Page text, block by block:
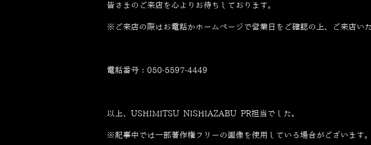
皆さまのご来店を心よりお待ちしております。
※ご来店の際はお電話かホームページで営業日をご確認の上、ご来店い
電話番号： 050-5597-4449
以上、USHIMITSU NISHIAZABU PR担当でした。
※記事中では一部著作権フリーの画像を使用している場合がございます。